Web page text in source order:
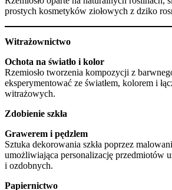
prostych kosmetyków ziołowych z dziko
Witrażownictwo
Ochota na światło i kolor
Rzemiosło tworzenia kompozycji z
eksperymentować ze światłem, kolorem i
witrażowych.
Zdobienie szkła
Grawerem i pędzlem
Sztuka dekorowania szkła poprzez
umożliwiająca personalizację przedmiotów
i ozdobnych.
Papiernictwo